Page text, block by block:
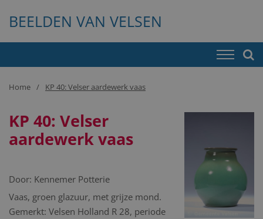
BEELDEN VAN VELSEN
Home KP 40: Velser aardewerk vaas
KP 40: Velser
aardewerk vaas
Door: Kennemer Potterie
Vaas, groen glazuur, met grijze mond.
Gemerkt: Velsen Holland R 28, periode